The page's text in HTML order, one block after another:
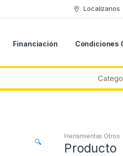
Localizanos
Financiación Condiciones
🔍
Herramientas Otros
Producto